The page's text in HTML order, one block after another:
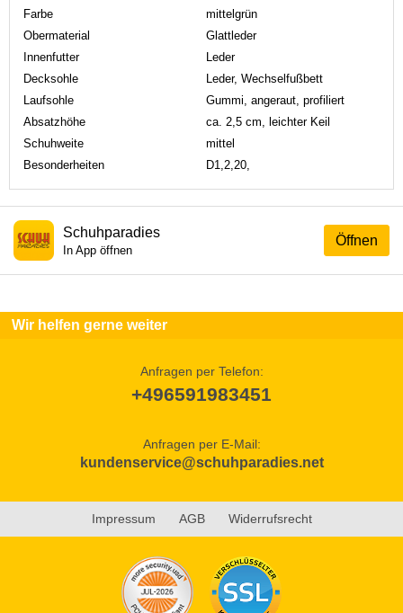
Farbe
mittelgrün
Obermaterial
Glattleder
Innenfutter
Leder
Decksohle
Leder, Wechselfußbett
Laufsohle
Gummi, angeraut, profiliert
Absatzhöhe
ca. 2,5 cm, leichter Keil
Schuhweite
mittel
Besonderheiten
D1,2,20,
Öffnen
Schuhparadies
In App öffnen
Wir helfen gerne weiter
Anfragen per Telefon:
+496591983451
Anfragen per E-Mail:
kundenservice@schuhparadies.net
Impressum AGB Widerrufsrecht